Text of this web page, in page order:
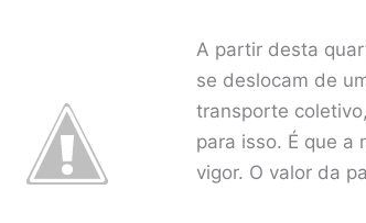
A partir desta
se deslocam de
transporte
para isso. É que a
vigor. O valor da